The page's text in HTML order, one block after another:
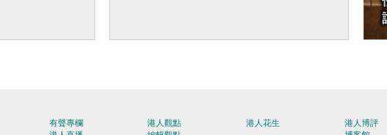
有聲專欄
港人觀點
港人花生
港人博評